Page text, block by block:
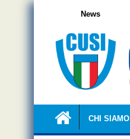
Skip
CHI SIAMO
News